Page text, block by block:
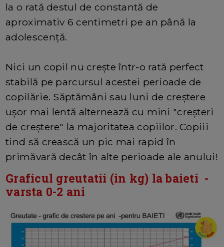
la o rată destul de constantă de
aproximativ 6 centimetri pe an până la
adolescență.
Nici un copil nu crește într-o rată perfect
stabilă pe parcursul acestei perioade de
copilărie. Săptămâni sau luni de creștere
ușor mai lentă alternează cu mini "creșteri
de creștere" la majoritatea copiilor. Copiii
tind să crească un pic mai rapid în
primăvară decât în alte perioade ale anului!
Graficul greutatii (in kg) la baieti -
varsta 0-2 ani